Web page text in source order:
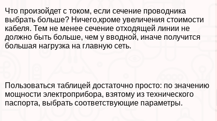
Что произойдет с током, если сечение проводника
выбрать больше? Ничего,кроме увеличения стоимости
кабеля. Тем не менее сечение отходящей линии не
должно быть больше, чем у вводной, иначе получится
большая нагрузка на главную сеть.
Пользоваться таблицей достаточно просто: по значению
мощности электроприбора, взятому из технического
паспорта, выбрать соответствующие параметры.